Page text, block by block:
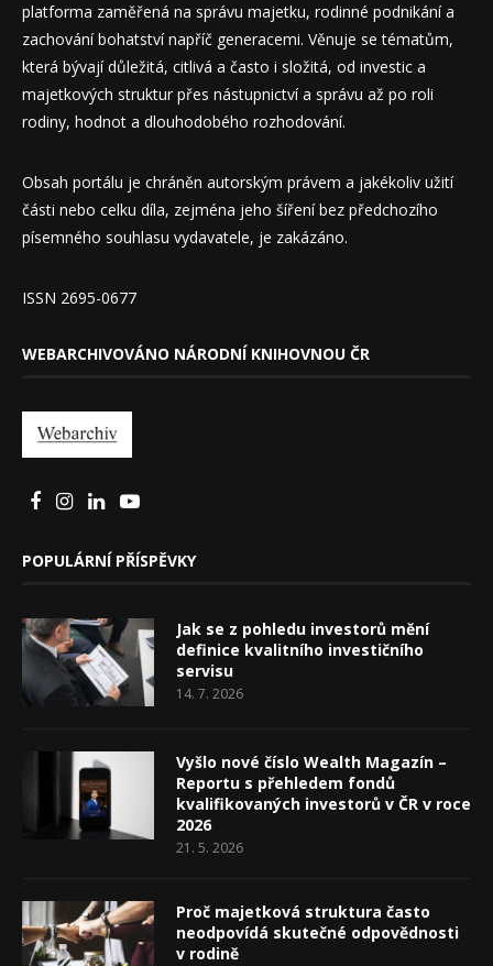
platforma zaměřená na správu majetku, rodinné podnikání a
zachování bohatství napříč generacemi. Věnuje se tématům,
která bývají důležitá, citlivá a často i složitá, od investic a
majetkových struktur přes nástupnictví a správu až po roli
rodiny, hodnot a dlouhodobého rozhodování.
Obsah portálu je chráněn autorským právem a jakékoliv užití
části nebo celku díla, zejména jeho šíření bez předchozího
písemného souhlasu vydavatele, je zakázáno.
ISSN 2695-0677
WEBARCHIVOVÁNO NÁRODNÍ KNIHOVNOU ČR
POPULÁRNÍ PŘÍSPĚVKY
Jak se z pohledu investorů mění
definice kvalitního investičního
servisu
14. 7. 2026
Vyšlo nové číslo Wealth Magazín –
Reportu s přehledem fondů
kvalifikovaných investorů v ČR v roce
2026
21. 5. 2026
Proč majetková struktura často
neodpovídá skutečné odpovědnosti
v rodině